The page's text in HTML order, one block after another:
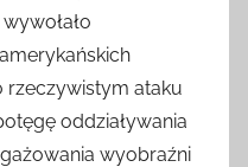
rzeczywistym ataku
oddziaływania
wyobraźni